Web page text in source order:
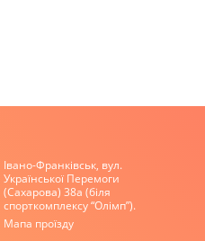
Івано-Франківськ, вул.
Української Перемоги
(Сахарова) 38а (біля
спорткомплексу “Олімп”).
Мапа проїзду